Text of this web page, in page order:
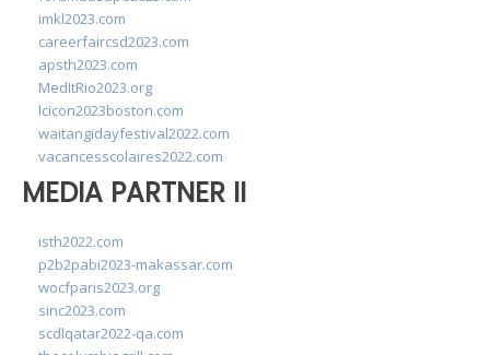
imkl2023.com
careerfaircsd2023.com
apsth2023.com
MedItRio2023.org
lcicon2023boston.com
waitangidayfestival2022.com
vacancesscolaires2022.com
MEDIA PARTNER II
isth2022.com
p2b2pabi2023-makassar.com
wocfparis2023.org
sinc2023.com
scdlqatar2022-qa.com